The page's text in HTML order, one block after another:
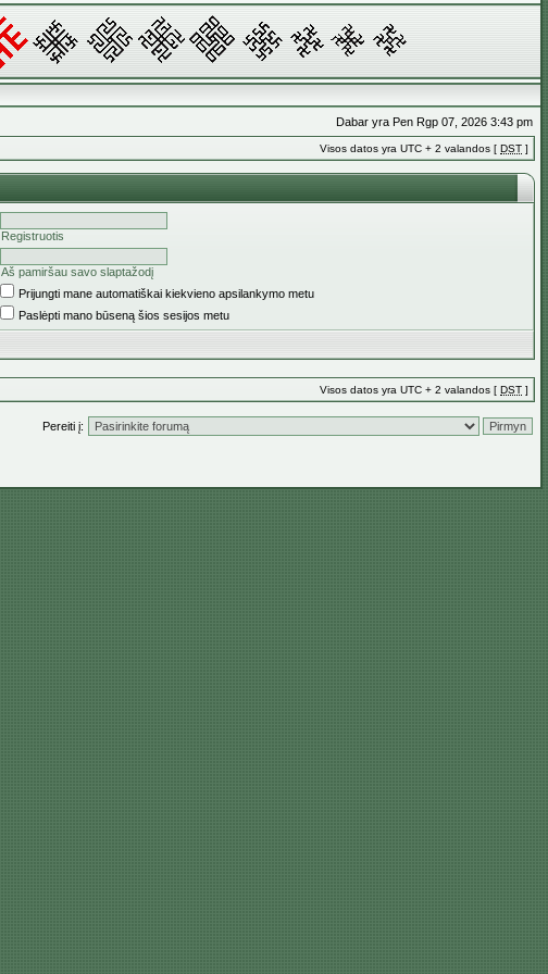
Dabar yra Pen Rgp 07, 2026 3:43 pm
Visos datos yra UTC + 2 valandos [ DST ]
Registruotis
Aš pamiršau savo slaptažodį
Prijungti mane automatiškai kiekvieno apsilankymo metu
Paslėpti mano būseną šios sesijos metu
Visos datos yra UTC + 2 valandos [ DST ]
Pereiti į: